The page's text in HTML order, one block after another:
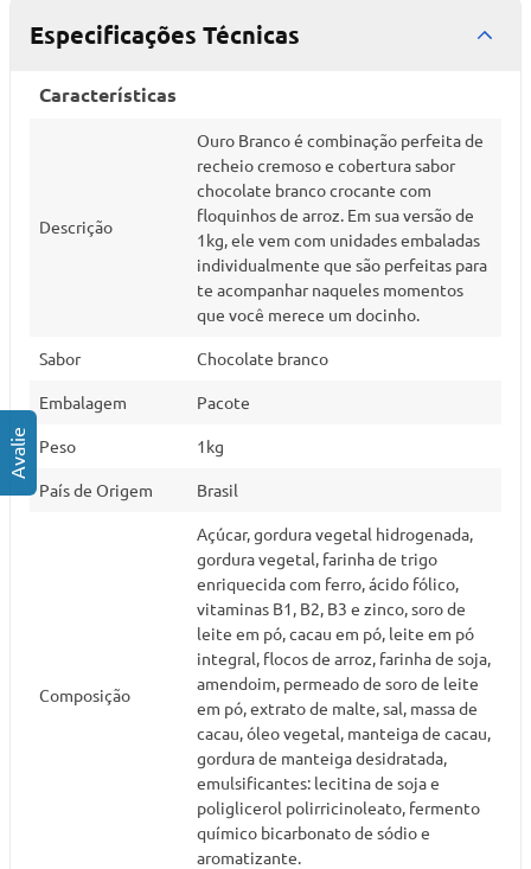
Especificações Técnicas
Características
Descrição
Ouro Branco é combinação perfeita de
recheio cremoso e cobertura sabor
chocolate branco crocante com
floquinhos de arroz. Em sua versão de
1kg, ele vem com unidades embaladas
individualmente que são perfeitas para
te acompanhar naqueles momentos
que você merece um docinho.
Sabor Chocolate branco
Embalagem Pacote
Peso 1kg
País de Origem Brasil
Composição
Açúcar, gordura vegetal hidrogenada,
gordura vegetal, farinha de trigo
enriquecida com ferro, ácido fólico,
vitaminas B1, B2, B3 e zinco, soro de
leite em pó, cacau em pó, leite em pó
integral, flocos de arroz, farinha de soja,
amendoim, permeado de soro de leite
em pó, extrato de malte, sal, massa de
cacau, óleo vegetal, manteiga de cacau,
gordura de manteiga desidratada,
emulsificantes: lecitina de soja e
poliglicerol polirricinoleato, fermento
químico bicarbonato de sódio e
aromatizante.